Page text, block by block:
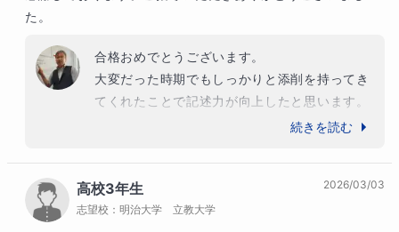
た。
合格おめでとうございます。
大変だった時期でもしっかりと添削を持ってき
てくれたことで記述力が向上したと思います。
高校生活でも色々な試練はあるかもしれません
るなら地理や政治・経済になると思います。そ
のときはまたよろしくお願いいたします
続きを読む
高校3年生
志望校： 明治大学 立教大学
2026/03/03